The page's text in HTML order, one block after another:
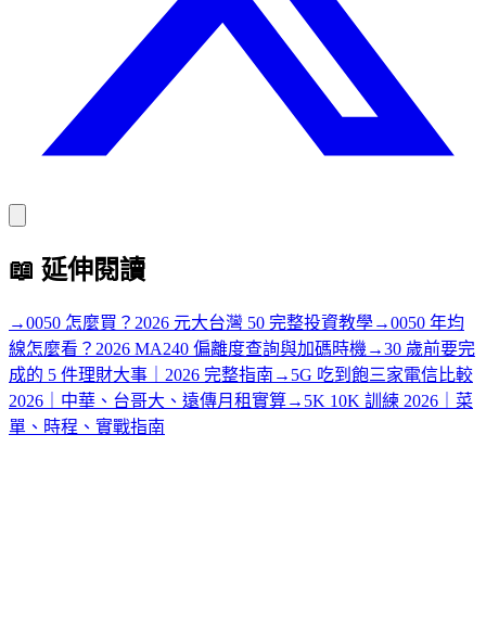
📖 延伸閱讀
→0050 怎麼買？2026 元大台灣 50 完整投資教學→0050 年均
線怎麼看？2026 MA240 偏離度查詢與加碼時機 →30 歲前要完
成的 5 件理財大事｜2026 完整指南 → 5G 吃到飽三家電信比較
2026｜中華、台哥大、遠傳月租實算→ 5K 10K 訓練 2026｜菜
單、時程、實戰指南